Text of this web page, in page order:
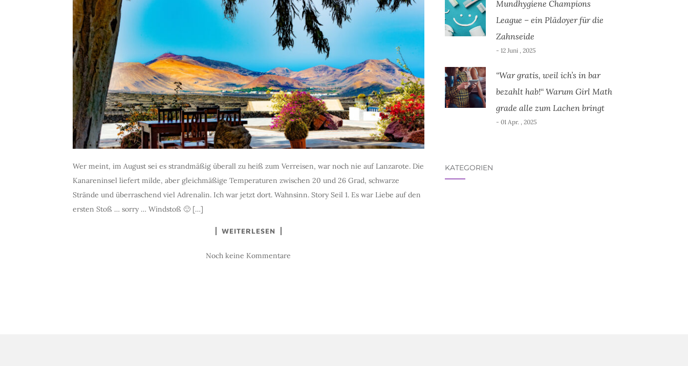
Wer meint, im August sei es strandmäßig überall zu heiß zum Verreisen, war noch nie auf Lanzarote. Die
Kanareninsel liefert milde, aber gleichmäßige Temperaturen zwischen 20 und 26 Grad, schwarze
Strände und überraschend viel Adrenalin. Ich war jetzt dort. Wahnsinn. Story Seil 1. Es war Liebe auf den
ersten Stoß … sorry … Windstoß 🙂 […]
WEITERLESEN
Noch keine Kommentare
Mundhygiene Champions
League – ein Plädoyer für die
Zahnseide
- 12 Juni , 2025
“War gratis, weil ich’s in bar
bezahlt hab!“ Warum Girl Math
grade alle zum Lachen bringt
- 01 Apr. , 2025
KATEGORIEN